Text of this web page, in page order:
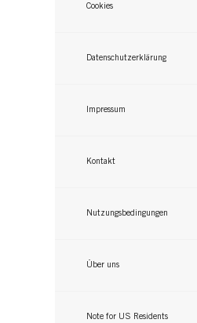
Cookies
Datenschutzerklärung
Impressum
Kontakt
Nutzungsbedingungen
Über uns
Note for US Residents